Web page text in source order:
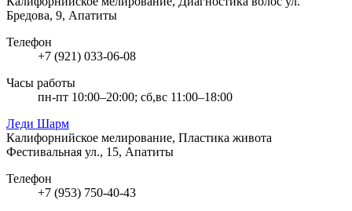
Бредова, 9, Апатиты
Телефон
+7 (921) 033-06-08
Часы работы
пн-пт 10:00–20:00; сб,вс 11:00–18:00
Леди Шарм
Калифорнийское мелирование, Пластика живота
Фестивальная ул., 15, Апатиты
Телефон
+7 (953) 750-40-43